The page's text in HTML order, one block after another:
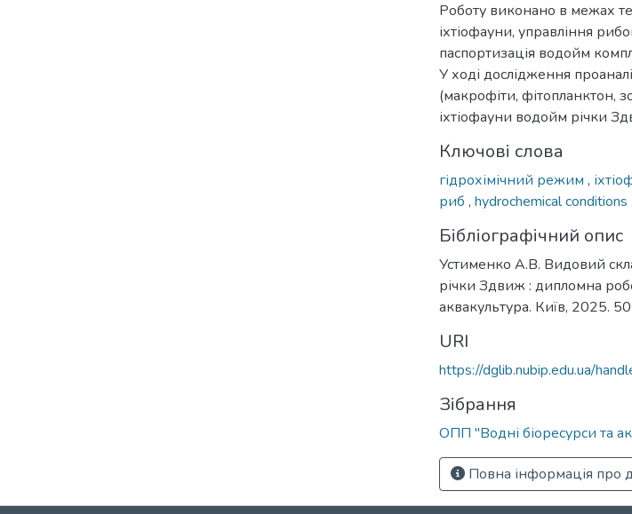
Роботу виконано в межах
іхтіофауни, управління
паспортизація водойм
У ході дослідження
(макрофіти, фітопланктон,
іхтіофауни водойм річки
Ключові слова
гідрохімічний режим ,
риб , hydrochemical conditions ,
Бібліографічний опис
Устименко А.В. Видовий
річки Здвиж : дипломна
аквакультура. Київ, 2025. 50
URI
https://dglib.nubip.edu.ua/
Зібрання
ОПП "Водні біоресурси та
Повна інформація про